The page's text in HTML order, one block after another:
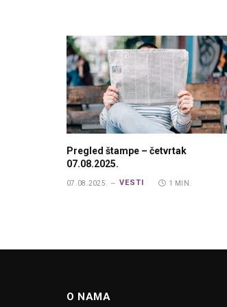
Pregled štampe – četvrtak
07.08.2025.
07.08.2025. VESTI 1 MIN.
O NAMA